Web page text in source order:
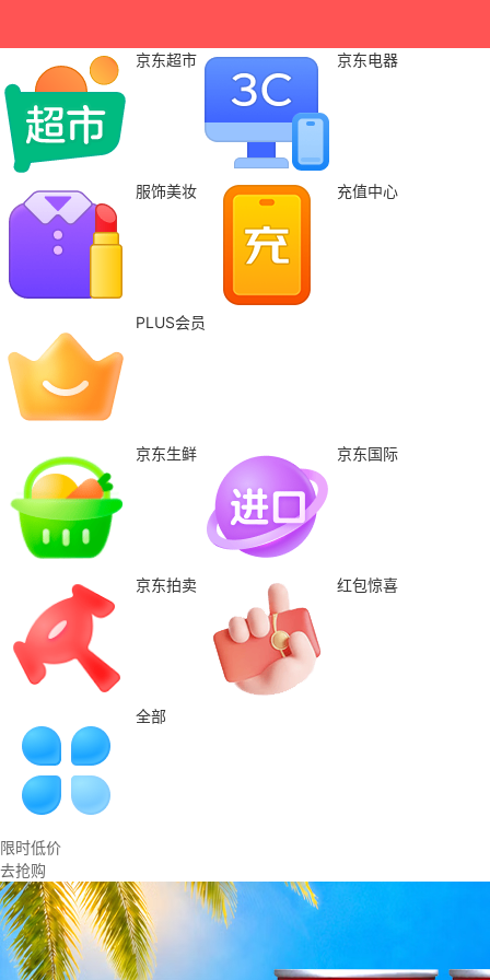
京东超市 京东电器
服饰美妆 充值中心
PLUS会员
京东生鲜 京东国际
京东拍卖 红包惊喜
全部
限时低价
去抢购